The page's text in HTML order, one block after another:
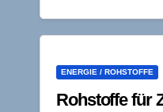
ENERGIE / ROHSTOFFE
Rohstoffe für